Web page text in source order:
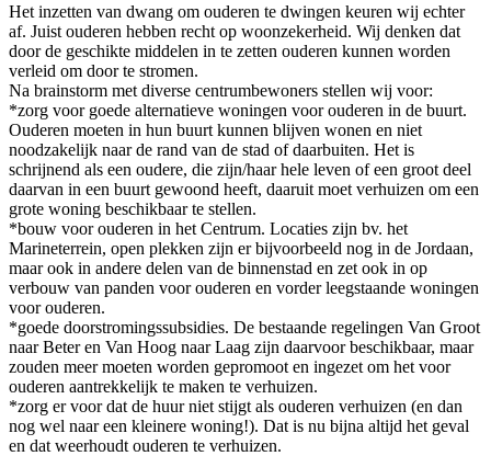
Het inzetten van dwang om ouderen te dwingen keuren wij echter
af. Juist ouderen hebben recht op woonzekerheid. Wij denken dat
door de geschikte middelen in te zetten ouderen kunnen worden
verleid om door te stromen.
Na brainstorm met diverse centrumbewoners stellen wij voor:
*zorg voor goede alternatieve woningen voor ouderen in de buurt.
Ouderen moeten in hun buurt kunnen blijven wonen en niet
noodzakelijk naar de rand van de stad of daarbuiten. Het is
schrijnend als een oudere, die zijn/haar hele leven of een groot deel
daarvan in een buurt gewoond heeft, daaruit moet verhuizen om een
grote woning beschikbaar te stellen.
*bouw voor ouderen in het Centrum. Locaties zijn bv. het
Marineterrein, open plekken zijn er bijvoorbeeld nog in de Jordaan,
maar ook in andere delen van de binnenstad en zet ook in op
verbouw van panden voor ouderen en vorder leegstaande woningen
voor ouderen.
*goede doorstromingssubsidies. De bestaande regelingen Van Groot
naar Beter en Van Hoog naar Laag zijn daarvoor beschikbaar, maar
zouden meer moeten worden gepromoot en ingezet om het voor
ouderen aantrekkelijk te maken te verhuizen.
*zorg er voor dat de huur niet stijgt als ouderen verhuizen (en dan
nog wel naar een kleinere woning!). Dat is nu bijna altijd het geval
en dat weerhoudt ouderen te verhuizen.